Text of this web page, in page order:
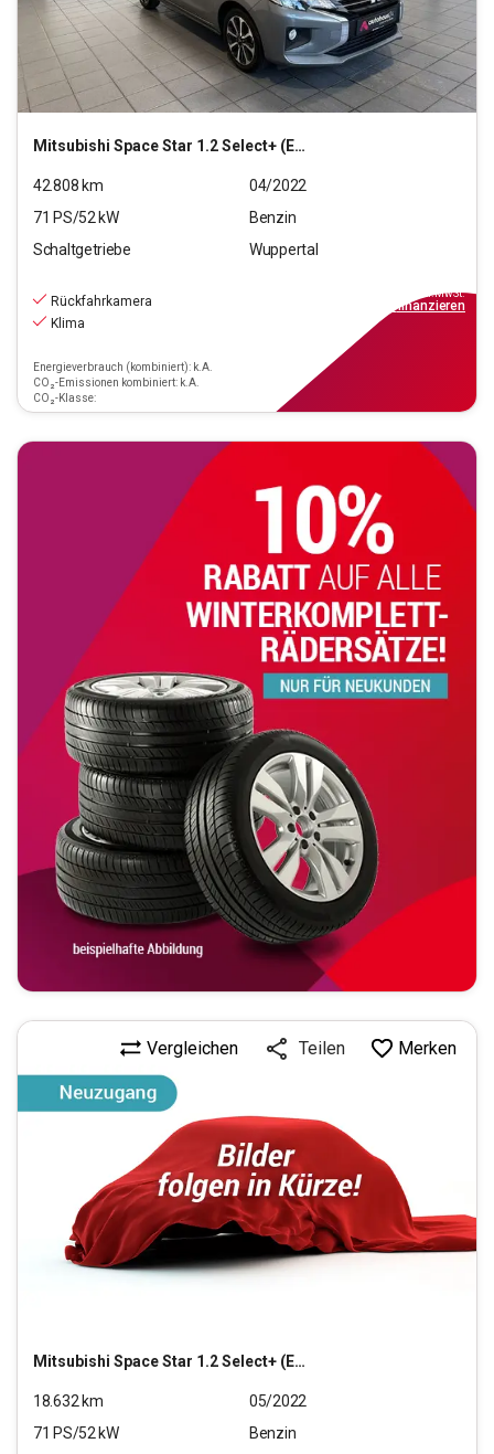
Mitsubishi Space Star 1.2 Select+ (EURO 6d)
42.808 km
04/2022
71 PS/52 kW
Benzin
Schaltgetriebe
Wuppertal
Rückfahrkamera
Klima
Energieverbrauch (kombiniert): k.A.
CO₂-Emissionen kombiniert: k.A.
CO₂-Klasse:
inkl.MwSt.
finanzieren
Mitsubishi Space Star 1.2 Select+ (EURO 6d)
Vergleichen Teilen Merken
18.632 km
05/2022
71 PS/52 kW
Benzin